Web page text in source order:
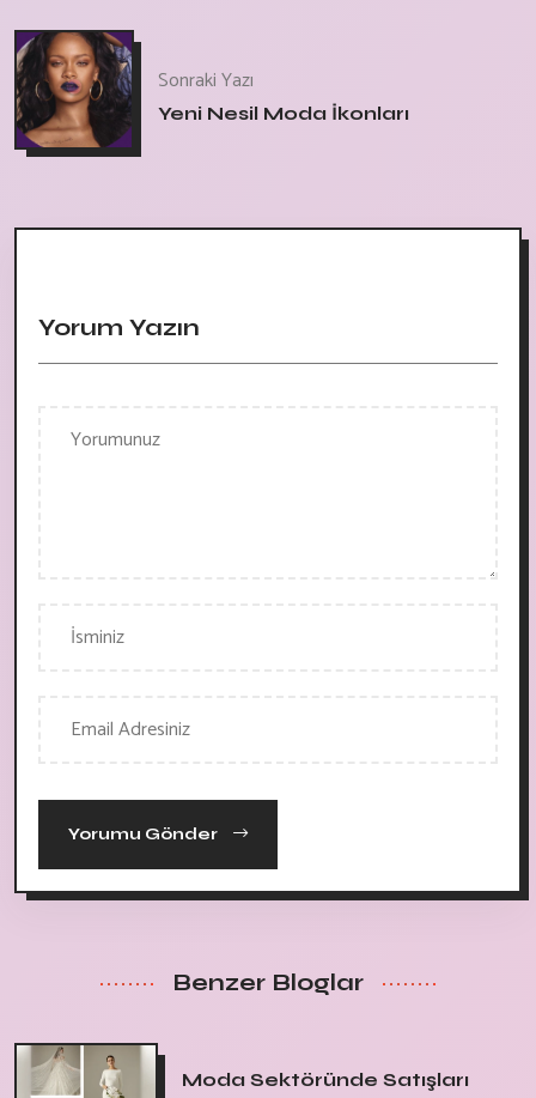
Sonraki Yazı
Yeni Nesil Moda İkonları
Yorum Yazın
Yorumu Gönder
Benzer Bloglar
Moda Sektöründe Satışları